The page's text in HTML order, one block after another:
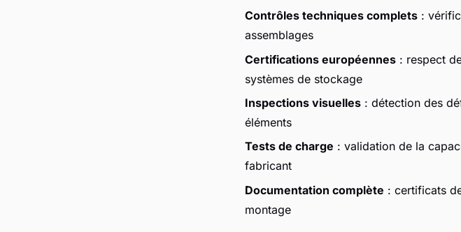
Contrôles techniques complets :
assemblages
Certifications européennes : respect
systèmes de stockage
Inspections visuelles : détection des
éléments
Tests de charge : validation de la
fabricant
Documentation complète : certificats
montage